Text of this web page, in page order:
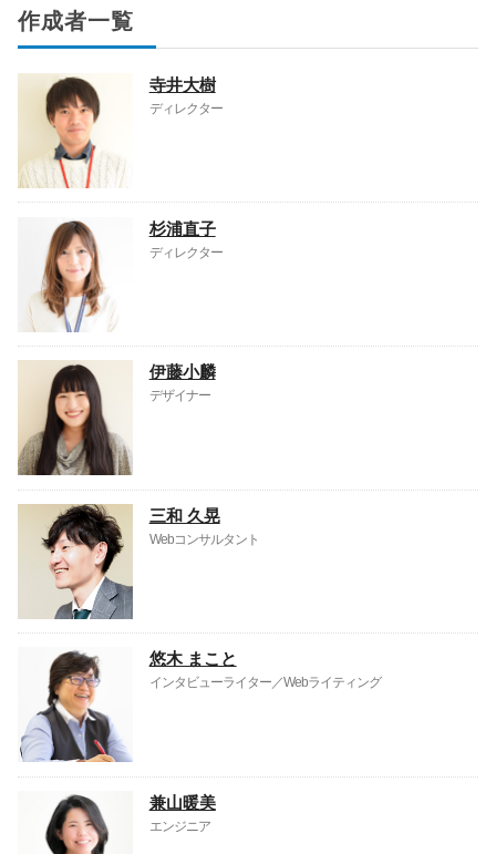
作成者一覧
寺井大樹
ディレクター
杉浦直子
ディレクター
伊藤小麟
デザイナー
三和 久晃
Webコンサルタント
悠木 まこと
インタビューライター／Webライティング
兼山暖美
エンジニア